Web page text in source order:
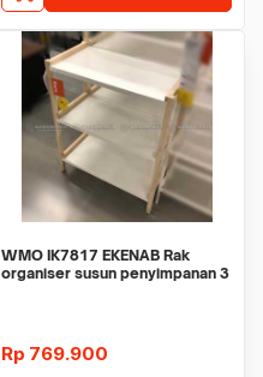
WMO IK7817 EKENAB Rak
organiser susun penyimpanan 3
Rp 769.900